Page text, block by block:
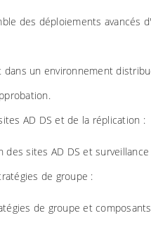
des déploiements avancés
dans un environnement
AD DS et de la réplication :
des sites AD DS et
de groupe :
de groupe et